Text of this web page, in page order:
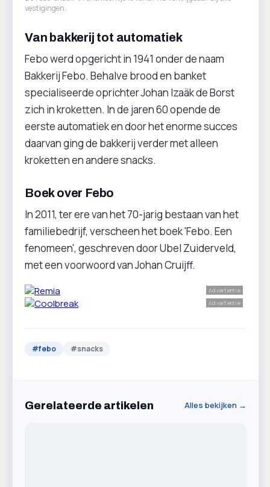
vestigingen.
Van bakkerij tot automatiek
Febo werd opgericht in 1941 onder de naam
Bakkerij Febo. Behalve brood en banket
specialiseerde oprichter Johan Izaäk de Borst
zich in kroketten. In de jaren 60 opende de
eerste automatiek en door het enorme succes
daarvan ging de bakkerij verder met alleen
kroketten en andere snacks.
Boek over Febo
In 2011, ter ere van het 70-jarig bestaan van het
familiebedrijf, verscheen het boek 'Febo. Een
fenomeen', geschreven door Ubel Zuiderveld,
met een voorwoord van Johan Cruijff.
Advertentie
Advertentie
#febo #snacks
Gerelateerde artikelen Alles bekijken →